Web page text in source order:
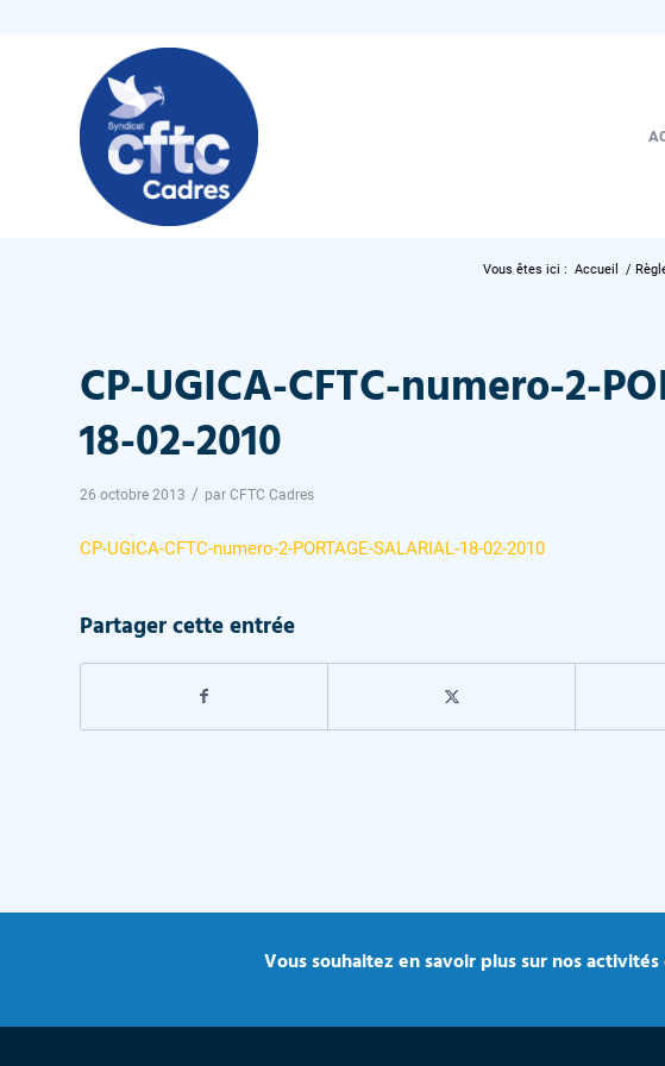
Vous êtes ici : Accueil /
CP-UGICA-CFTC-numero-2-
18-02-2010
26 octobre 2013 / par CFTC Cadres
CP-UGICA-CFTC-numero-2-PORTAGE-SALARIAL-18-02-2010
Partager cette entrée
Vous souhaitez en savoir plus sur nos